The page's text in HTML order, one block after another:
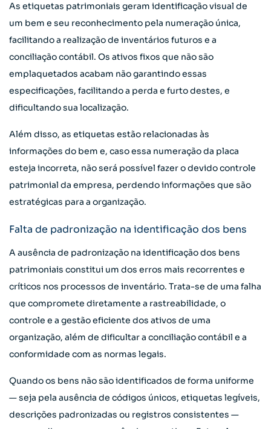
As etiquetas patrimoniais geram identificação visual de
um bem e seu reconhecimento pela numeração única,
facilitando a realização de inventários futuros e a
conciliação contábil. Os ativos fixos que não são
emplaquetados acabam não garantindo essas
especificações, facilitando a perda e furto destes, e
dificultando sua localização.
Além disso, as etiquetas estão relacionadas às
informações do bem e, caso essa numeração da placa
esteja incorreta, não será possível fazer o devido controle
patrimonial da empresa, perdendo informações que são
estratégicas para a organização.
Falta de padronização na identificação dos bens
A ausência de padronização na identificação dos bens
patrimoniais constitui um dos erros mais recorrentes e
críticos nos processos de inventário. Trata-se de uma falha
que compromete diretamente a rastreabilidade, o
controle e a gestão eficiente dos ativos de uma
organização, além de dificultar a conciliação contábil e a
conformidade com as normas legais.
Quando os bens não são identificados de forma uniforme
— seja pela ausência de códigos únicos, etiquetas legíveis,
descrições padronizadas ou registros consistentes —